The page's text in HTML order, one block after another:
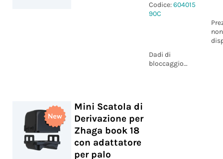
Codice:604015
90C
non
Dadi di
bloccaggio
Mini Scatola di
Derivazione per
Zhaga book 18
con adattatore
per palo